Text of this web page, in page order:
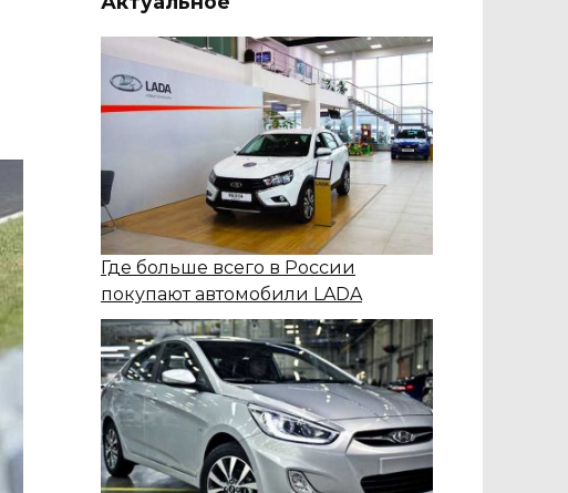
Где больше всего в России
покупают автомобили LADA